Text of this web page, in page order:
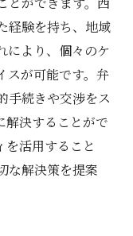
経験を持ち、地域
により、個々のケ
スが可能です。弁
手続きや交渉をス
解決することがで
を活用すること
な解決策を提案